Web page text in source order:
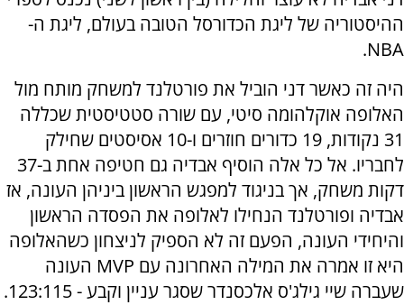
ההיסטוריה של ליגת הכדורסל הטובה בעולם, ליגת ה-
NBA.
היה זה כאשר דני הוביל את פורטלנד למשחק מותח מול
האלופה אוקלהומה סיטי, עם שורה סטטיסטית שכללה
31 נקודות, 19 כדורים חוזרים ו-10 אסיסטים שחילק
לחבריו. אל כל אלה הוסיף אבדיה גם חטיפה אחת ב-37
דקות משחק, אך בניגוד למפגש הראשון ביניהן העונה, אז
אבדיה ופורטלנד הנחילו לאלופה את הפסדה הראשון
והיחידי העונה, הפעם זה לא הספיק לניצחון כשהאלופה
היא זו אמרה את המילה האחרונה עם MVP העונה
שעברה שיי גילג'ס אלכסנדר שסגר עניין וקבע - 123:115.